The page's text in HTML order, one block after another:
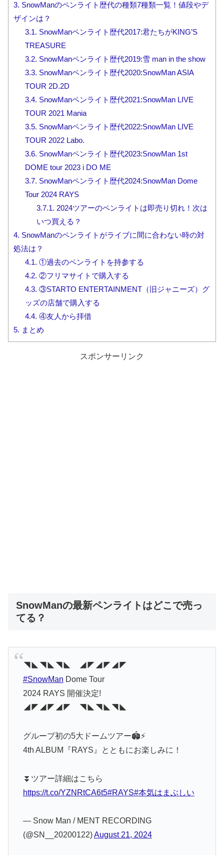
3. SnowManのペンライト歴代の種類7種類一覧！値段やデ
ザインは？
3.1. SnowManペンライト歴代2017:君たちがKING’S
TREASURE
3.2. SnowManペンライト歴代2019:雪 man in the show
3.3. SnowManペンライト歴代2020:SnowMan ASIA
TOUR 2D.2D
3.4. SnowManペンライト歴代2021:SnowMan LIVE
TOUR 2021 Mania
3.5. SnowManペンライト歴代2022:SnowMan LIVE
TOUR 2022 Labo.
3.6. SnowManペンライト歴代2023:SnowMan 1st
DOME tour 2023 i DO ME
3.7. SnowManペンライト歴代2024:SnowMan Dome
Tour 2024 RAYS
3.7.1. 2024ツアーのペンライトは即売り切れ！次は
いつ買える？
4. SnowManのペンライトがライブに間に合わない時の対
処法は？
4.1. ①過去のペンライトを持参する
4.2. ②フリマサイトで購入する
4.3. ③STARTO ENTERTAINMENT（旧ジャニーズ）グ
ッズの店舗で購入する
4.4. ④友人から拝借
5. まとめ
スポンサーリンク
SnowManの最新ペンライトはどこで売っ
てる？
◥◣◥◣◥◣ ◢◤◢◤◢◤
#SnowMan Dome Tour
2024 RAYS 開催決定!
◢◤◢◤◢◤ ◥◣◥◣◥◣
グループ初の5大ドームツアー🏟️⚡️
4th ALBUM『RAYS』とともにお楽しみに！
⏬ツアー詳細はこちら
https://t.co/YZNRtCA6t5#RAYS#本気はまぶしい
— Snow Man / MENT RECORDING
(@SN__20200122)August 21, 2024